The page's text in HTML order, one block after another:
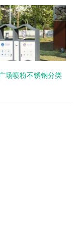
场喷粉不锈钢分类